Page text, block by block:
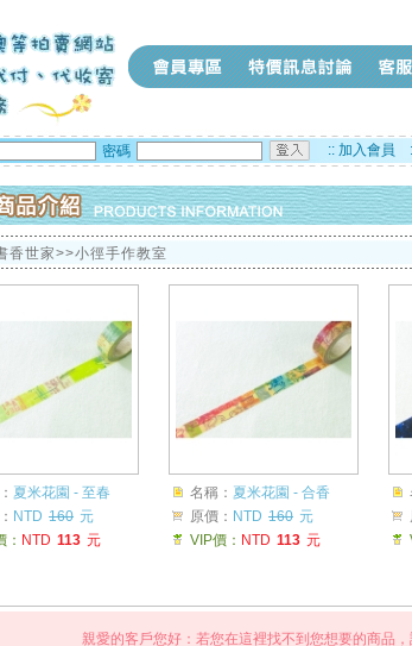
密碼 :: 加入會員
香世家>>小徑手作教室
夏米花園 - 至春
NTD 160 元
： NTD 113 元
名稱： 夏米花園 - 合香
原價： NTD 160 元
VIP價： NTD 113 元
親愛的客戶您好：若您在這裡找不到您想要的商品，